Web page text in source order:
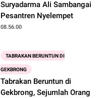
Suryadarma Ali Sambangai
Pesantren Nyelempet
08.56.00
TABRAKAN BERUNTUN DI
GEKBRONG
Tabrakan Beruntun di
Gekbrong, Sejumlah Orang